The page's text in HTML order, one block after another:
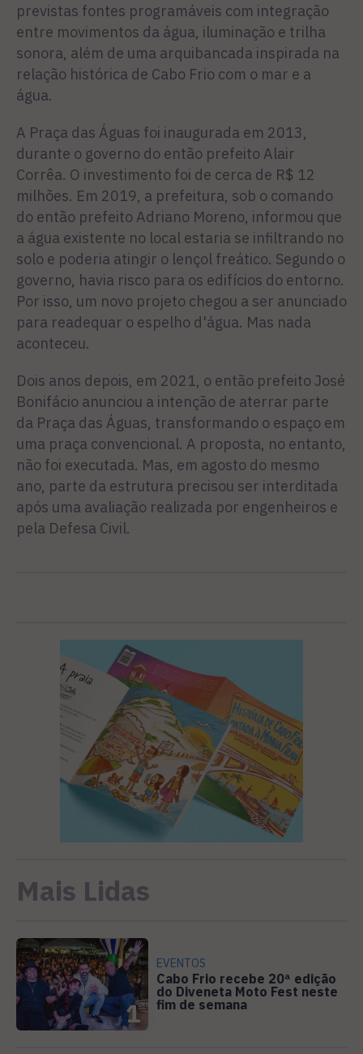
previstas fontes programáveis com integração
entre movimentos da água, iluminação e trilha
sonora, além de uma arquibancada inspirada na
relação histórica de Cabo Frio com o mar e a
água.
A Praça das Águas foi inaugurada em 2013,
durante o governo do então prefeito Alair
Corrêa. O investimento foi de cerca de R$ 12
milhões. Em 2019, a prefeitura, sob o comando
do então prefeito Adriano Moreno, informou que
a água existente no local estaria se infiltrando no
solo e poderia atingir o lençol freático. Segundo o
governo, havia risco para os edifícios do entorno.
Por isso, um novo projeto chegou a ser anunciado
para readequar o espelho d'água. Mas nada
aconteceu.
Dois anos depois, em 2021, o então prefeito José
Bonifácio anunciou a intenção de aterrar parte
da Praça das Águas, transformando o espaço em
uma praça convencional. A proposta, no entanto,
não foi executada. Mas, em agosto do mesmo
ano, parte da estrutura precisou ser interditada
após uma avaliação realizada por engenheiros e
pela Defesa Civil.
Mais Lidas
1
EVENTOS
Cabo Frio recebe 20ª edição
do Diveneta Moto Fest neste
fim de semana